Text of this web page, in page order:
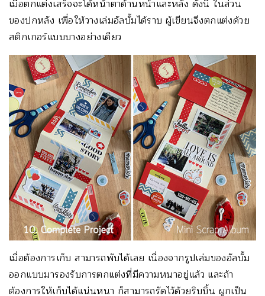
เมื่อตกแต่งเสร็จจะได้หน้าตาด้านหน้าและหลัง ดังนี้ ในส่วน
ของปกหลัง เพื่อให้วางเล่มอัลบั้มได้ราบ ผู้เขียนจึงตกแต่งด้วย
สติกเกอร์แบบบางอย่างเดียว
เมื่อต้องการเก็บ สามารถพับได้เลย เนื่องจากรูปเล่มของอัลบั้ม
ออกแบบมารองรับการตกแต่งที่มีความหนาอยู่แล้ว และถ้า
ต้องการให้เก็บได้แน่นหนา ก็สามารถรัดไว้ด้วยริบบิ้น ผูกเป็น